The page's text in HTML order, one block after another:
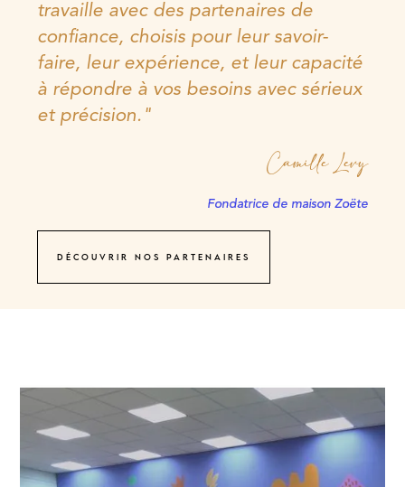
travaille avec des partenaires de
confiance, choisis pour leur savoir-
faire, leur expérience, et leur capacité
à répondre à vos besoins avec sérieux
et précision."
Camille Levy
Fondatrice de maison Zoëte
Découvrir nos partenaires